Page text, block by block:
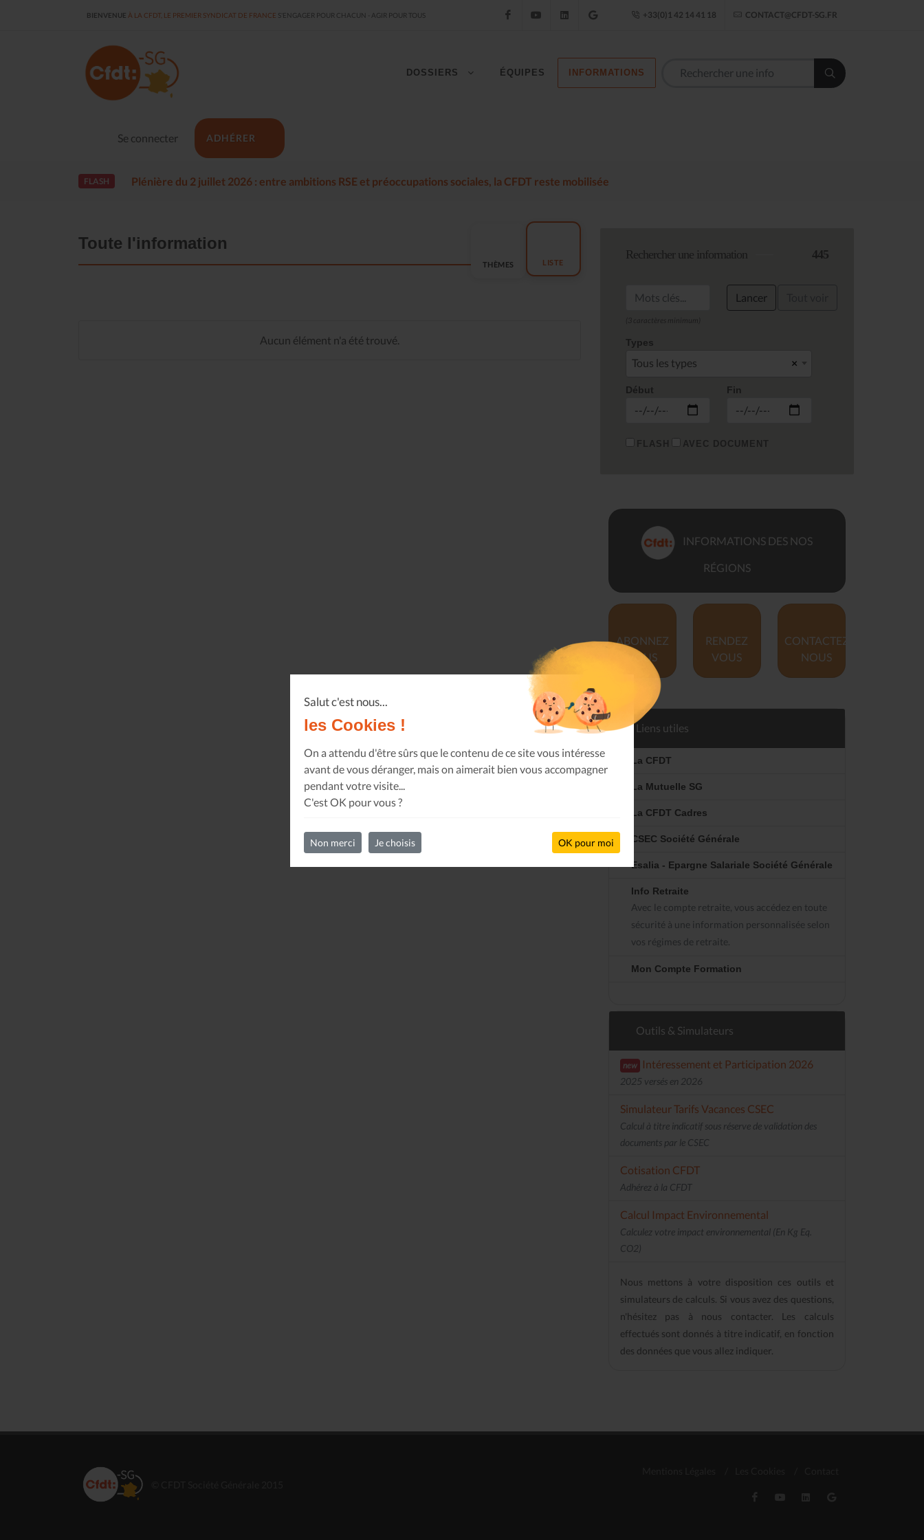
Salut c'est nous...
les Cookies !
On a attendu d'être sûrs que le contenu de ce site vous intéresse
avant de vous déranger, mais on aimerait bien vous accompagner
pendant votre visite...
C'est OK pour vous ?
Non merci Je choisis OK pour moi
BIENVENUE À LA CFDT, LE PREMIER SYNDICAT DE FRANCE S'ENGAGER POUR CHACUN - AGIR POUR TOUS FacebookYouTube LinkedIn Google Établissement
+33(0)1 42 14 41 18 CONTACT@CFDT-SG.FR
Se connecter ADHÉRER
DOSSIERS ÉQUIPES INFORMATIONS
FLASH Plénière du 2 juillet 2026 : entre ambitions RSE et préoccupations sociales, la CFDT reste mobilisée
Toute l'information
THÈMES LISTE
Aucun élément n'a été trouvé.
Rechercher une information 445
Lancer
Types
×
Tous les types
Début Fin
FLASH AVEC DOCUMENT
INFORMATIONS DES NOS
RÉGIONS
ABONNEZ
VOUS
RENDEZ
VOUS
CONTACTEZ
NOUS
Liens utiles
La CFDT
La Mutuelle SG
La CFDT Cadres
CSEC Société Générale
Esalia - Epargne Salariale Société Générale
Info Retraite
Avec le compte retraite, vous accédez en toute
sécurité à une information personnalisée selon
vos régimes de retraite.
Mon Compte Formation
Outils & Simulateurs
new Intéressement et Participation 2026
2025 versés en 2026
Simulateur Tarifs Vacances CSEC
Calcul à titre indicatif sous réserve de validation des
documents par le CSEC
Cotisation CFDT
Adhérez à la CFDT
Calcul Impact Environnemental
Calculez votre impact environnemental (En Kg Eq.
CO2)
Nous mettons à votre disposition ces outils et
simulateurs de calculs. Si vous avez des questions,
n'hésitez pas à nous contacter. Les calculs
effectués sont donnés à titre indicatif, en fonction
des données que vous allez indiquer.